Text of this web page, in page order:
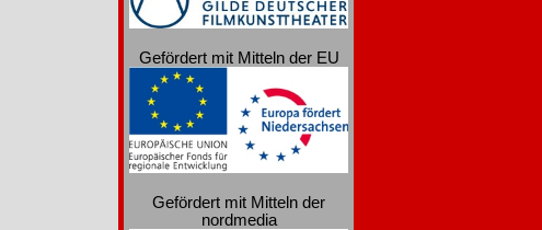
Gefördert mit Mitteln der EU
Gefördert mit Mitteln der
nordmedia